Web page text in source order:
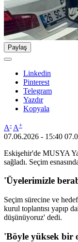
Paylaş
Linkedin
Pinterest
Telegram
Yazdır
Kopyala
A- A+
07.06.2026 - 15:40
Eskişehir'de MUSYA
sağladı. Seçim
'Üyelerimizle
Seçim sürecine ve
kurul toplantısı yapıp
düşünüyoruz' dedi.
'Böyle yüksek bir